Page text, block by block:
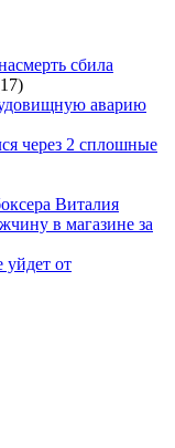
сбила
аварию
через 2 сплошные
Виталия
в магазине за
уйдет от